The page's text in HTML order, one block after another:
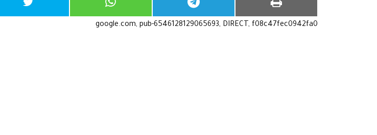
google.com, pub-6546128129065693, DIRECT, f08c47fec0942fa0